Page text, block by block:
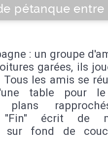
pétanque entre
: un groupe
garées, ils
Tous les amis se
table pour le
plans
"Fin" écrit de
sur fond de